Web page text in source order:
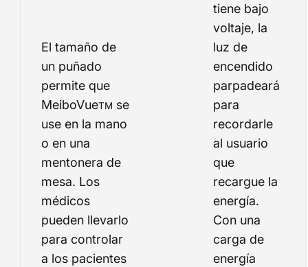
El tamaño de
un puñado
permite que
MeiboVueTM se
use en la mano
o en una
mentonera de
mesa. Los
médicos
pueden llevarlo
para controlar
a los pacientes
tiene bajo
voltaje, la
luz de
encendido
parpadeará
para
recordarle
al usuario
que
recargue la
energía.
Con una
carga de
energía